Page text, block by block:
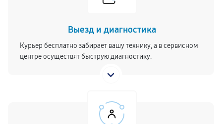
Выезд и диагностика
Курьер бесплатно забирает вашу технику, а в сервисном
центре осуществят быструю диагностику.